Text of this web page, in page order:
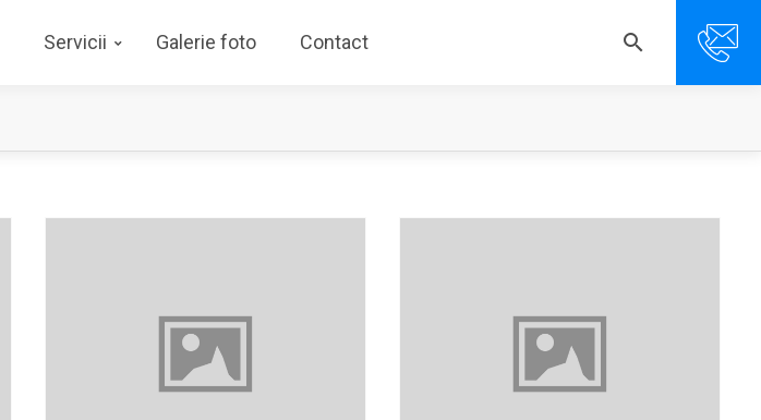
Servicii Galerie foto Contact search
search